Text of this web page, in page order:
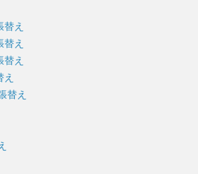
替え
え
え
え
替え